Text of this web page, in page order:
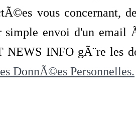
vous concernant,
simple envoi d'un
NEWS INFO gÃ¨re les
DonnÃ©es Personnelles.